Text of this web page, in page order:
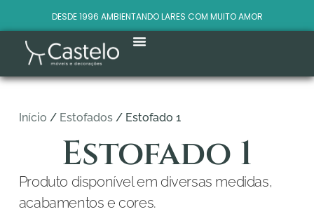
DESDE 1996 AMBIENTANDO LARES COM MUITO AMOR
Início / Estofados/ Estofado 1
Estofado 1
Produto disponível em diversas medidas,
acabamentos e cores.